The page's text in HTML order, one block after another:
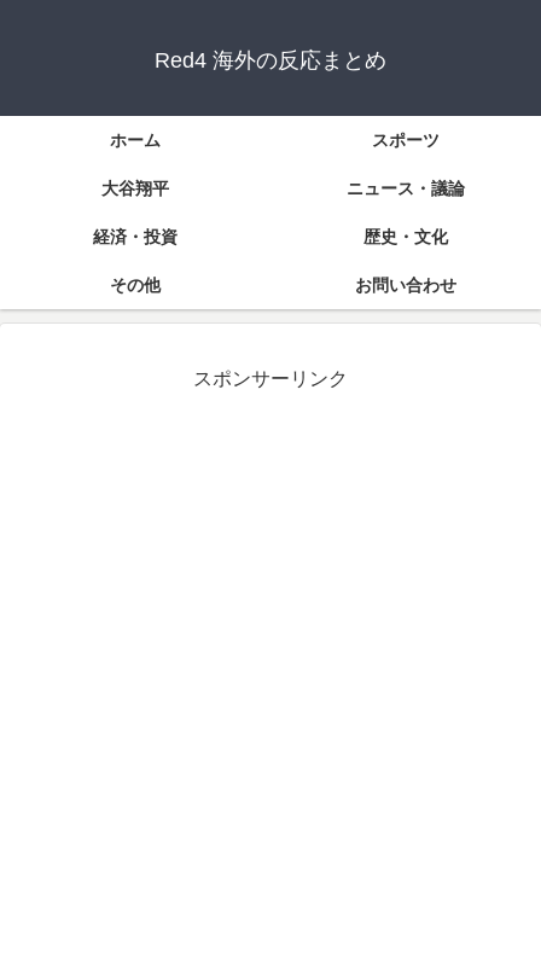
Red4 海外の反応まとめ
ホーム スポーツ
大谷翔平 ニュース・議論
経済・投資 歴史・文化
その他 お問い合わせ
スポンサーリンク